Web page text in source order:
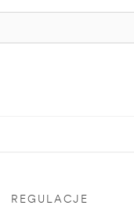
REGULACJE